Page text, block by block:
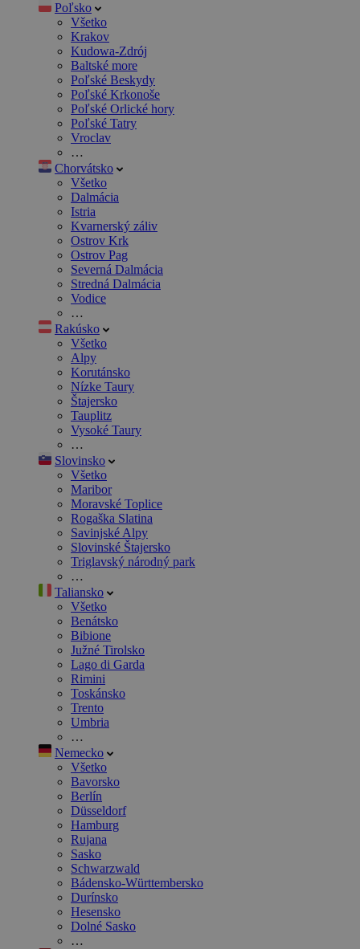
Poľsko
Všetko
Krakov
Kudowa-Zdrój
Baltské more
Poľské Beskydy
Poľské Krkonoše
Poľské Orlické hory
Poľské Tatry
Vroclav
…
Chorvátsko
Všetko
Dalmácia
Istria
Kvarnerský záliv
Ostrov Krk
Ostrov Pag
Severná Dalmácia
Stredná Dalmácia
Vodice
…
Rakúsko
Všetko
Alpy
Korutánsko
Nízke Taury
Štajersko
Tauplitz
Vysoké Taury
…
Slovinsko
Všetko
Maribor
Moravské Toplice
Rogaška Slatina
Savinjské Alpy
Slovinské Štajersko
Triglavský národný park
…
Taliansko
Všetko
Benátsko
Bibione
Južné Tirolsko
Lago di Garda
Rimini
Toskánsko
Trento
Umbria
…
Nemecko
Všetko
Bavorsko
Berlín
Düsseldorf
Hamburg
Rujana
Sasko
Schwarzwald
Bádensko-Württembersko
Durínsko
Hesensko
Dolné Sasko
…